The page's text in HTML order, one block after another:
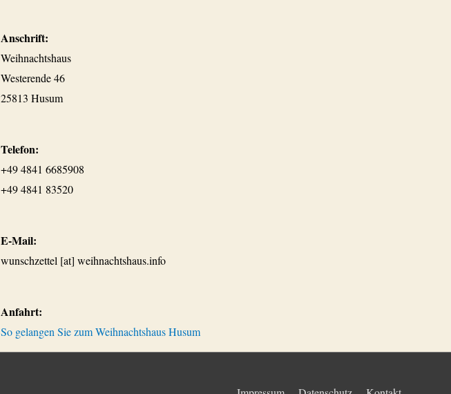
Anschrift:
Weihnachtshaus
Westerende 46
25813 Husum
Telefon:
+49 4841 6685908
+49 4841 83520
E-Mail:
wunschzettel [at] weihnachtshaus.info
Anfahrt:
So gelangen Sie zum Weihnachtshaus Husum